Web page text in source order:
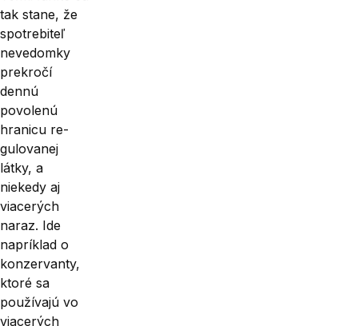
tak stane, že
spotrebiteľ
nevedomky
prekročí
dennú
povolenú
hranicu re­
gulovanej
látky, a
niekedy aj
viacerých
naraz. Ide
napríklad o
konzervanty,
ktoré sa
používajú vo
viacerých